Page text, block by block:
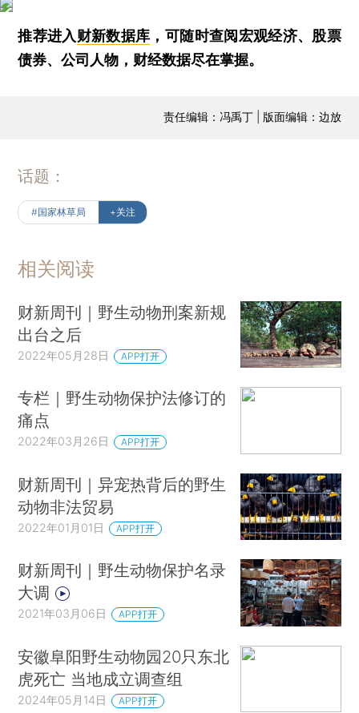
推荐进入财新数据库 ，可随时查阅宏观经济、股票
债券、公司人物，财经数据尽在掌握。
责任编辑：冯禹丁 | 版面编辑：边放
话题：
#国家林草局 +关注
相关阅读
财新周刊｜野生动物刑案新规
出台之后
2022年05月28日 APP打开
专栏｜野生动物保护法修订的
痛点
2022年03月26日 APP打开
财新周刊｜异宠热背后的野生
动物非法贸易
2022年01月01日 APP打开
财新周刊｜野生动物保护名录
大调
2021年03月06日 APP打开
安徽阜阳野生动物园20只东北
虎死亡 当地成立调查组
2024年05月14日 APP打开